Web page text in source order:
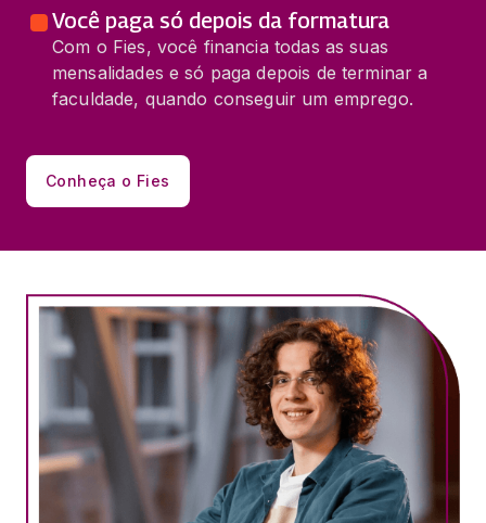
Você paga só depois da formatura
Com o Fies, você financia todas as suas
mensalidades e só paga depois de terminar a
faculdade, quando conseguir um emprego.
Conheça o Fies